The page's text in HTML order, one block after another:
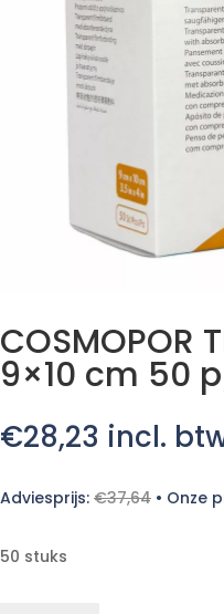
COSMOPOR
9×10 cm 50
€28,23 incl.
Adviesprijs: €37,64 • Onze
50 stuks